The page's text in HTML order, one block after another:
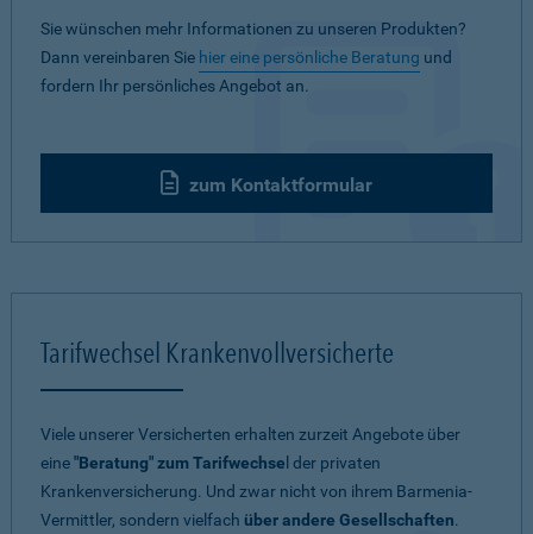
Sie wünschen mehr Informationen zu unseren Produkten?
Dann vereinbaren Sie hier eine persönliche Beratung und
fordern Ihr persönliches Angebot an.
zum Kontaktformular
Tarifwechsel Krankenvollversicherte
Viele unserer Versicherten erhalten zurzeit Angebote über
eine"Beratung" zum Tarifwechse l der privaten
Krankenversicherung. Und zwar nicht von ihrem Barmenia-
Vermittler, sondern vielfach über andere Gesellschaften.